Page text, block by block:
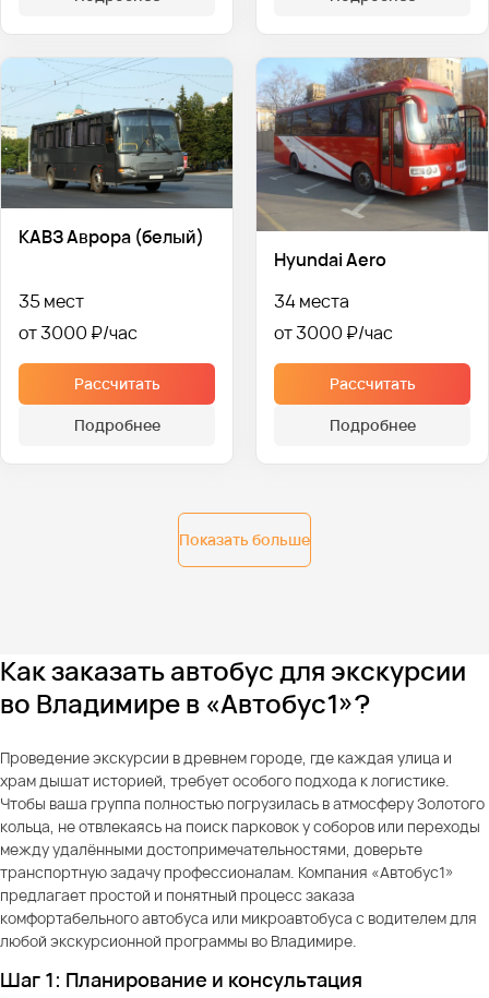
КАВЗ Аврора (белый)
35 мест
от 3000 ₽
Рассчитать
Подробнее
Hyundai Aero
34 места
от 3000 ₽
Рассчитать
Подробнее
Показать больше
Как заказать автобус для экскурсии
во Владимире в «Автобус1»?
Проведение экскурсии в древнем городе, где каждая улица и
храм дышат историей, требует особого подхода к логистике.
Чтобы ваша группа полностью погрузилась в атмосферу Золотого
кольца, не отвлекаясь на поиск парковок у соборов или переходы
между удалёнными достопримечательностями, доверьте
транспортную задачу профессионалам. Компания «Автобус1»
предлагает простой и понятный процесс заказа
комфортабельного автобуса или микроавтобуса с водителем для
любой экскурсионной программы во Владимире.
Шаг 1: Планирование и консультация